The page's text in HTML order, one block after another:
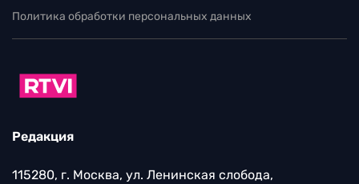
Политика обработки персональных данных
Редакция
115280, г. Москва, ул. Ленинская слобода,